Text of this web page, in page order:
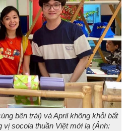
bên trái) và April không khỏi bất
socola thuần Việt mới lạ (Ảnh: